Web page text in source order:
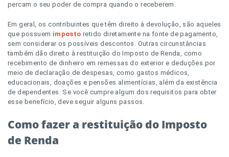
percam o seu poder de compra quando o receberem.
Em geral, os contribuintes que têm direito à devolução, são aqueles
que possuem imposto retido diretamente na fonte de pagamento,
sem considerar os possíveis descontos. Outras circunstâncias
também dão direito à restituição do Imposto de Renda, como
recebimento de dinheiro em remessas do exterior e deduções por
meio de declaração de despesas, como gastos médicos,
educacionais, doações e pensões alimentícias, além da existência
de dependentes. Se você cumpre algum dos requisitos para obter
esse benefício, deve seguir alguns passos.
Como fazer a restituição do Imposto
de Renda